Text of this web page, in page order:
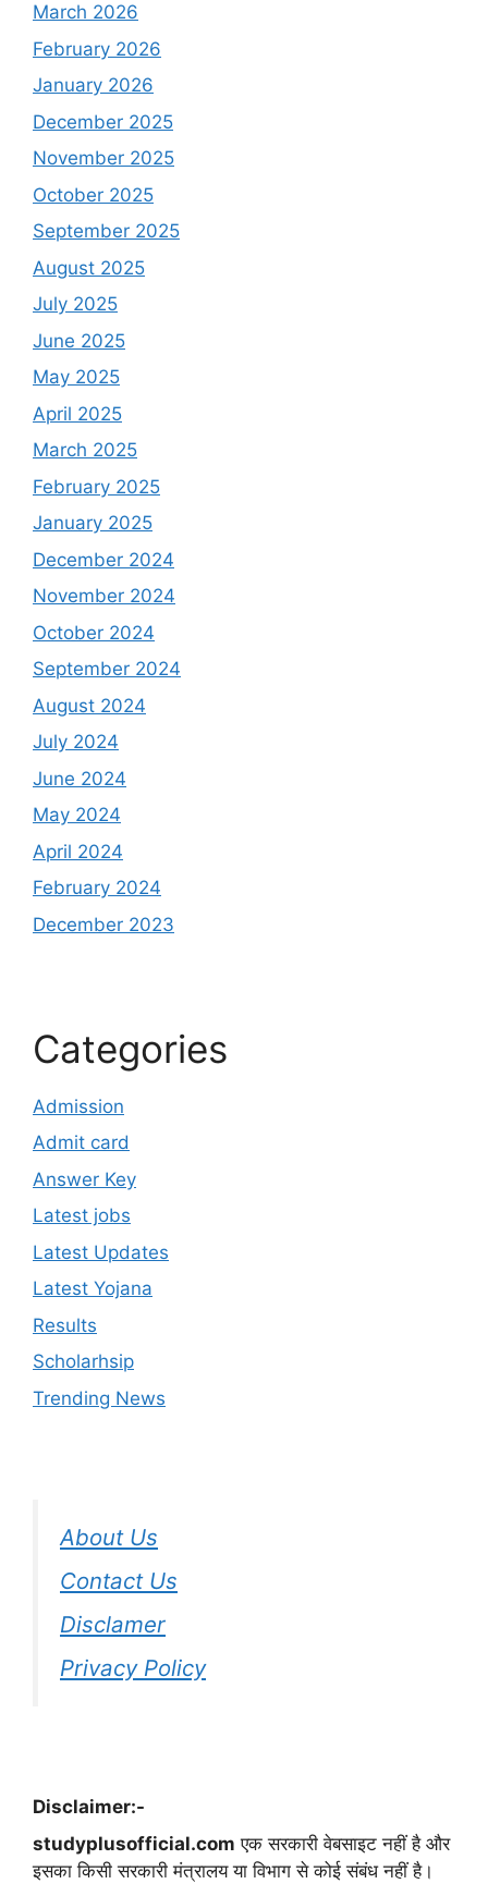
March 2026
February 2026
January 2026
December 2025
November 2025
October 2025
September 2025
August 2025
July 2025
June 2025
May 2025
April 2025
March 2025
February 2025
January 2025
December 2024
November 2024
October 2024
September 2024
August 2024
July 2024
June 2024
May 2024
April 2024
February 2024
December 2023
Categories
Admission
Admit card
Answer Key
Latest jobs
Latest Updates
Latest Yojana
Results
Scholarhsip
Trending News
About Us
Contact Us
Disclamer
Privacy Policy
Disclaimer:-
studyplusofficial.com एक सरकारी वेबसाइट नहीं है और
इसका किसी सरकारी मंत्रालय या विभाग से कोई संबंध नहीं है।